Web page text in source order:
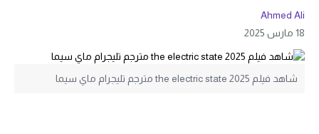
Ahmed Ali
18 مارس 2025
شاهد فيلم the electric state 2025 مترجم تليجرام ماي سيما